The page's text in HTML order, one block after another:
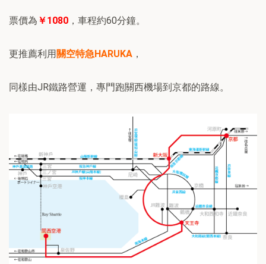
票價為 ￥1080 ，車程約60分鐘。
更推薦利用關空特急HARUKA ，
同樣由JR鐵路營運，專門跑關西機場到京都的路線。